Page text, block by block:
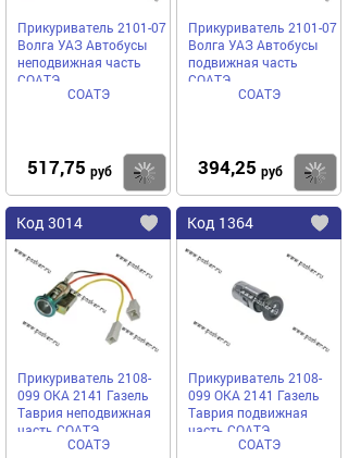
Прикуриватель 2101-07
Волга УАЗ Автобусы
неподвижная часть
СОАТЭ
СОАТЭ
517,75 руб Купить
Прикуриватель 2101-07
Волга УАЗ Автобусы
подвижная часть
СОАТЭ
СОАТЭ
394,25 руб
Код 3014
Добавить
избранное
Прикуриватель 2108-
099 ОКА 2141 Газель
Таврия неподвижная
часть СОАТЭ
СОАТЭ
Код 1364
Прикуриватель 2108-
099 ОКА 2141 Газель
Таврия подвижная
часть СОАТЭ
СОАТЭ